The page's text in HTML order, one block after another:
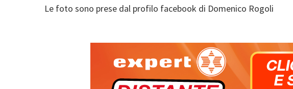
Le foto sono prese dal profilo facebook di Domenico Rogoli